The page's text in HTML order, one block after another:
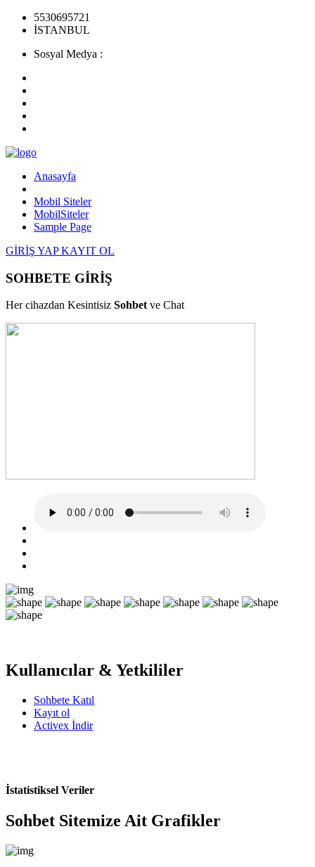
5530695721
İSTANBUL
Sosyal Medya :
Anasayfa
Mobil Siteler
MobilSiteler
Sample Page
GİRİŞ YAP KAYIT OL
SOHBETE GİRİŞ
Her cihazdan Kesintisiz Sohbetve Chat
Kullanıcılar & Yetkililer
Sohbete Katıl
Kayıt ol
Activex İndir
İstatistiksel Veriler
Sohbet Sitemize Ait Grafikler